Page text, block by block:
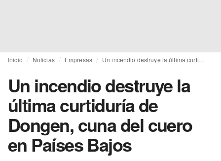
Inicio Noticias Empresas
Un incendio destruye la
última curtiduría de
Dongen, cuna del cuero
en Países Bajos